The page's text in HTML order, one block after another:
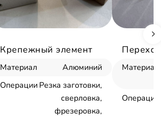
Крепежный элемент
Материал
Алюминий
Операции Резка заготовки,
сверловка,
фрезеровка,
Материал
Операции